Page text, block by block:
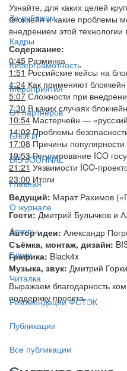
За рубежом
Кадры
Киберграмотность
Мероприятия
От партнёров
БЛОГИ
BIS JOURNAL
Главная
О журнале
Авторы
Блоги
Читалка
Рекомендации ФСТЭК
Публикации
Все публикации
Узнайте, для каких целей
блокчейн и какие проблемы
внедрением этой технологии
Содержание:
0:45 Разминка
1:51Российские кейсы на
4:24 Как применяют
5:07Сложности при
7:30 В каких случаях
10:54Мастерчейн —
14:02Проблемы
17:08 Причины
19:53Регулирование ICO
21:21 Уязвимости ICO-
23:00 Итоги
Ведущий: Марат Рахимов
Гости:Дмитрий Булычков и
Автор идеи: Александр
Съёмка, монтаж, дизайн:
Графика: Black4x
Музыка, звук: Дмитрий
Выражаем благодарность
поддержку проекта.